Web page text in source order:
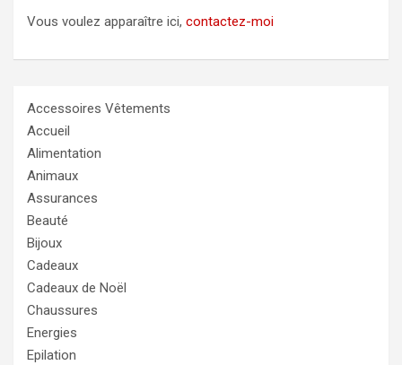
Vous voulez apparaître ici, contactez-moi
Accessoires Vêtements
Accueil
Alimentation
Animaux
Assurances
Beauté
Bijoux
Cadeaux
Cadeaux de Noël
Chaussures
Energies
Epilation